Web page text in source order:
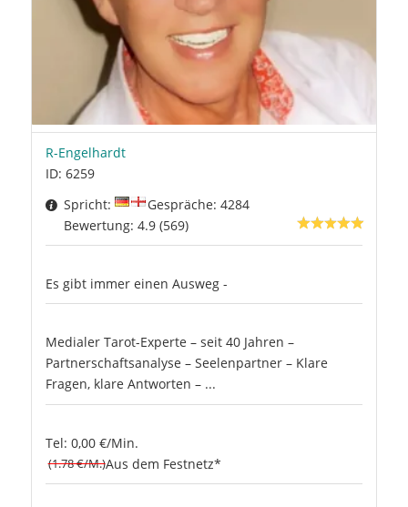
R-Engelhardt
ID: 6259
Spricht:
Gespräche: 4284
Bewertung: 4.9 (569)
Es gibt immer einen Ausweg -
Medialer Tarot-Experte – seit 40 Jahren –
Partnerschaftsanalyse – Seelenpartner – Klare
Fragen, klare Antworten – ...
Tel: 0,00 €/Min.
(1.78 €/M.)Aus dem Festnetz*